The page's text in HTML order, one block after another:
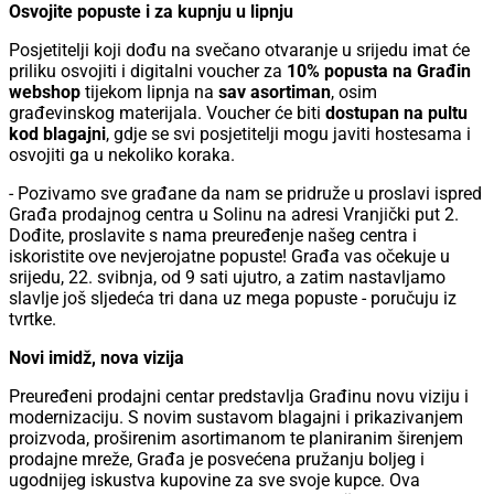
Osvojite popuste i za kupnju u lipnju
Posjetitelji koji dođu na svečano otvaranje u srijedu imat će
priliku osvojiti i digitalni voucher za 10% popusta na Građin
webshop tijekom lipnja na sav asortiman, osim
građevinskog materijala. Voucher će biti dostupan na pultu
kod blagajni, gdje se svi posjetitelji mogu javiti hostesama i
osvojiti ga u nekoliko koraka.
- Pozivamo sve građane da nam se pridruže u proslavi ispred
Građa prodajnog centra u Solinu na adresi Vranjički put 2.
Dođite, proslavite s nama preuređenje našeg centra i
iskoristite ove nevjerojatne popuste! Građa vas očekuje u
srijedu, 22. svibnja, od 9 sati ujutro, a zatim nastavljamo
slavlje još sljedeća tri dana uz mega popuste - poručuju iz
tvrtke.
Novi imidž, nova vizija
Preuređeni prodajni centar predstavlja Građinu novu viziju i
modernizaciju. S novim sustavom blagajni i prikazivanjem
proizvoda, proširenim asortimanom te planiranim širenjem
prodajne mreže, Građa je posvećena pružanju boljeg i
ugodnijeg iskustva kupovine za sve svoje kupce. Ova